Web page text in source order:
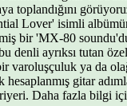
toplandığını
Lover' isimli
bir 'MX-80
ayrıksı tutan
varoluşçuluk ya da
gitar
Daha fazla bilgi